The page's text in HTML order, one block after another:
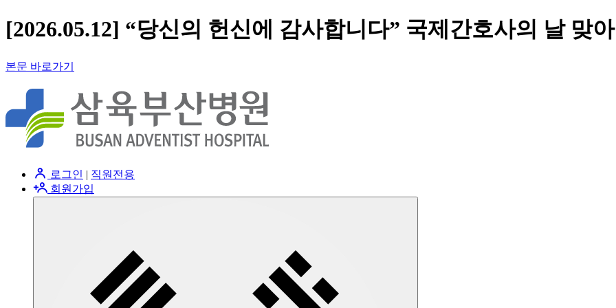
[2026.05.12] “당신의 헌신에 감사합니다” 국제간호사의 날 맞
본문 바로가기
로그인 | 직원전용
회원가입